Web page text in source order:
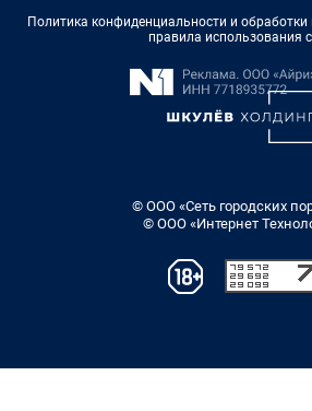
Политика конфиденциальности и
правила использования
© ООО «Сеть городских
© ООО «Интернет